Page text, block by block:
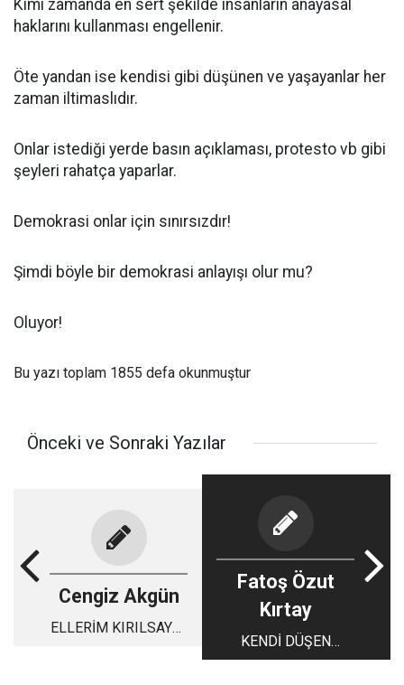
Kimi zamanda en sert şekilde insanların anayasal
haklarını kullanması engellenir.
Öte yandan ise kendisi gibi düşünen ve yaşayanlar her
zaman iltimaslıdır.
Onlar istediği yerde basın açıklaması, protesto vb gibi
şeyleri rahatça yaparlar.
Demokrasi onlar için sınırsızdır!
Şimdi böyle bir demokrasi anlayışı olur mu?
Oluyor!
Bu yazı toplam 1855 defa okunmuştur
Önceki ve Sonraki Yazılar
Cengiz Akgün
ELLERİM KIRILSAYDI
Fatoş Özut
Kırtay
KENDİ DÜŞEN
AĞLAMAZ